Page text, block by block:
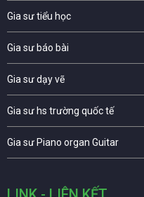
Gia sư tiểu học
Gia sư báo bài
Gia sư dạy vẽ
Gia sư hs trường quốc tế
Gia sư Piano organ Guitar